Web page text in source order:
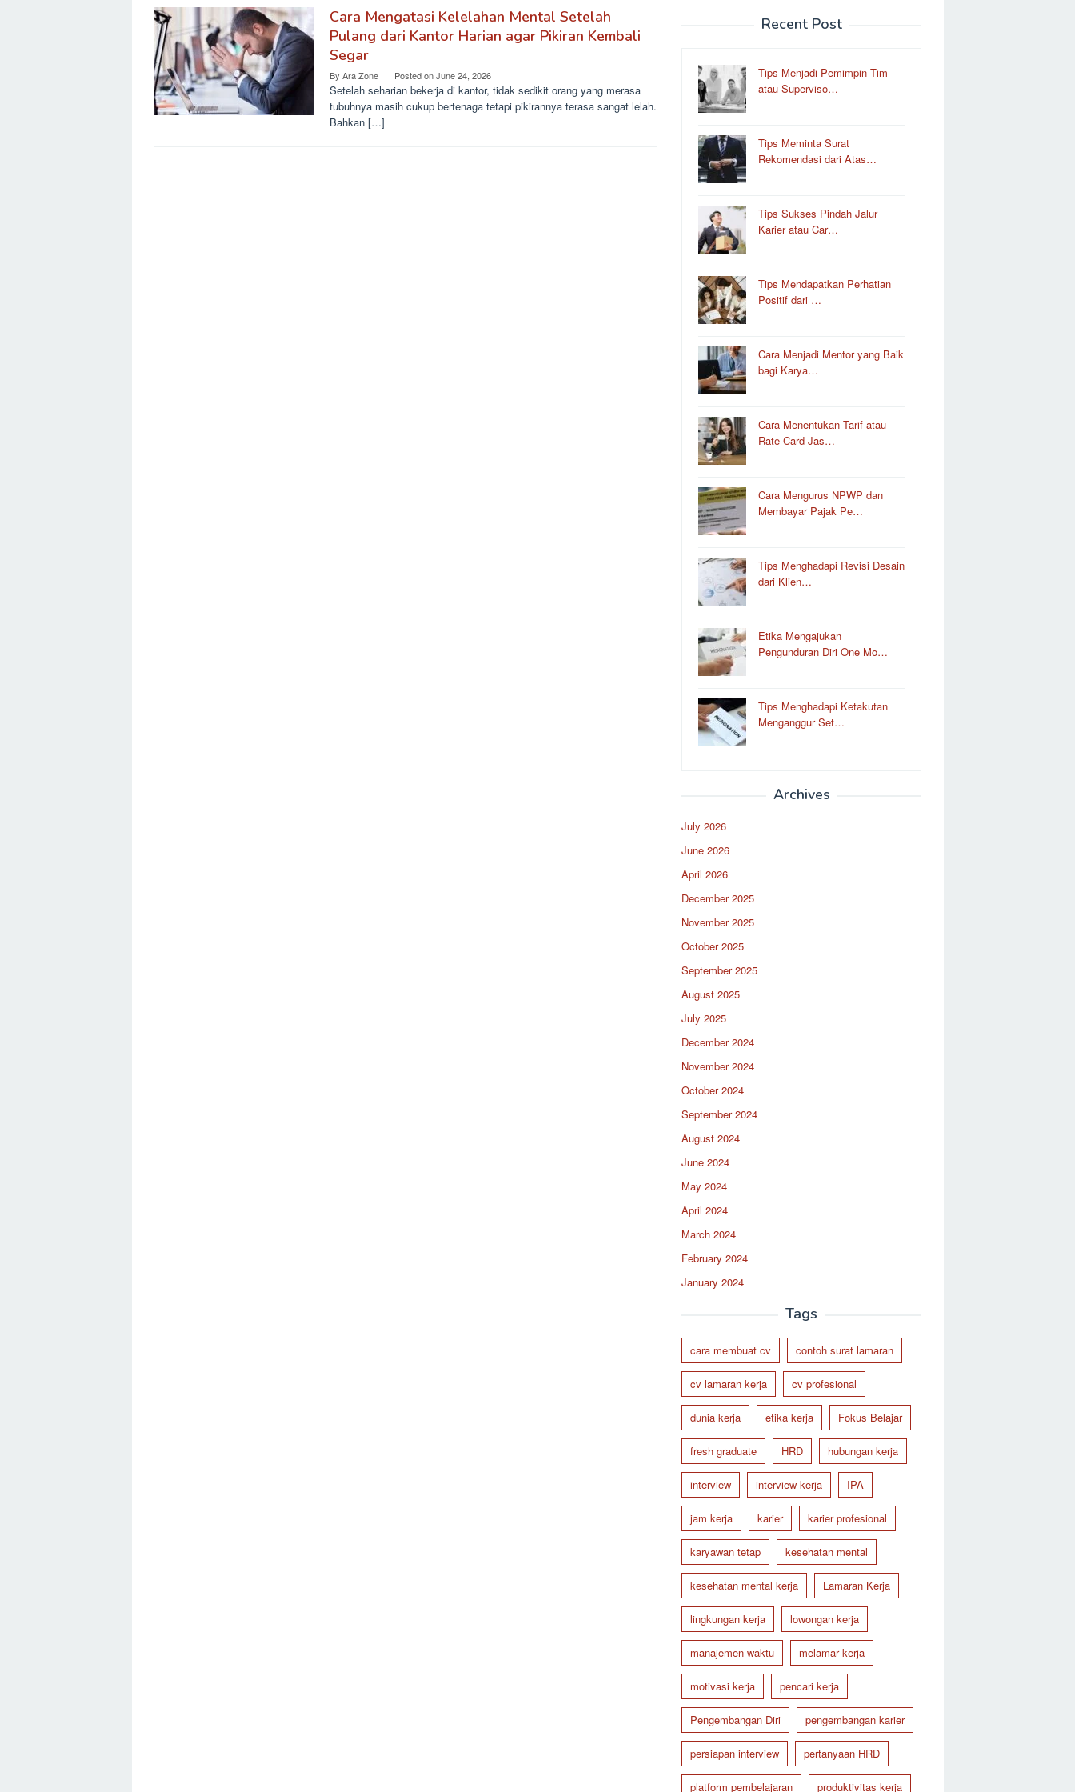
Cara Mengatasi Kelelahan Mental Setelah
Pulang dari Kantor Harian agar Pikiran Kembali
Segar
By Ara Zone Posted onJune 24, 2026
Setelah seharian bekerja di kantor, tidak sedikit orang yang merasa
tubuhnya masih cukup bertenaga tetapi pikirannya terasa sangat lelah.
Bahkan […]
Recent Post
Tips Menjadi Pemimpin Tim
atau Superviso…
Tips Meminta Surat
Rekomendasi dari Atas…
Tips Sukses Pindah Jalur
Karier atau Car…
Tips Mendapatkan Perhatian
Positif dari …
Cara Menjadi Mentor yang Baik
bagi Karya…
Cara Menentukan Tarif atau
Rate Card Jas…
Cara Mengurus NPWP dan
Membayar Pajak Pe…
Tips Menghadapi Revisi Desain
dari Klien…
Etika Mengajukan
Pengunduran Diri One Mo…
Tips Menghadapi Ketakutan
Menganggur Set…
Archives
July 2026
June 2026
April 2026
December 2025
November 2025
October 2025
September 2025
August 2025
July 2025
December 2024
November 2024
October 2024
September 2024
August 2024
June 2024
May 2024
April 2024
March 2024
February 2024
January 2024
Tags
cara membuat cv contoh surat lamaran
cv lamaran kerja cv profesional
dunia kerja etika kerja Fokus Belajar
fresh graduate HRD hubungan kerja
interview interview kerja IPA
jam kerja karier karier profesional
karyawan tetap kesehatan mental
kesehatan mental kerja Lamaran Kerja
lingkungan kerja lowongan kerja
manajemen waktu melamar kerja
motivasi kerja pencari kerja
Pengembangan Diri pengembangan karier
persiapan interview pertanyaan HRD
platform pembelajaran produktivitas kerja